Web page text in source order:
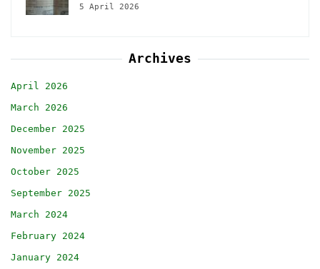
5 April 2026
Archives
April 2026
March 2026
December 2025
November 2025
October 2025
September 2025
March 2024
February 2024
January 2024